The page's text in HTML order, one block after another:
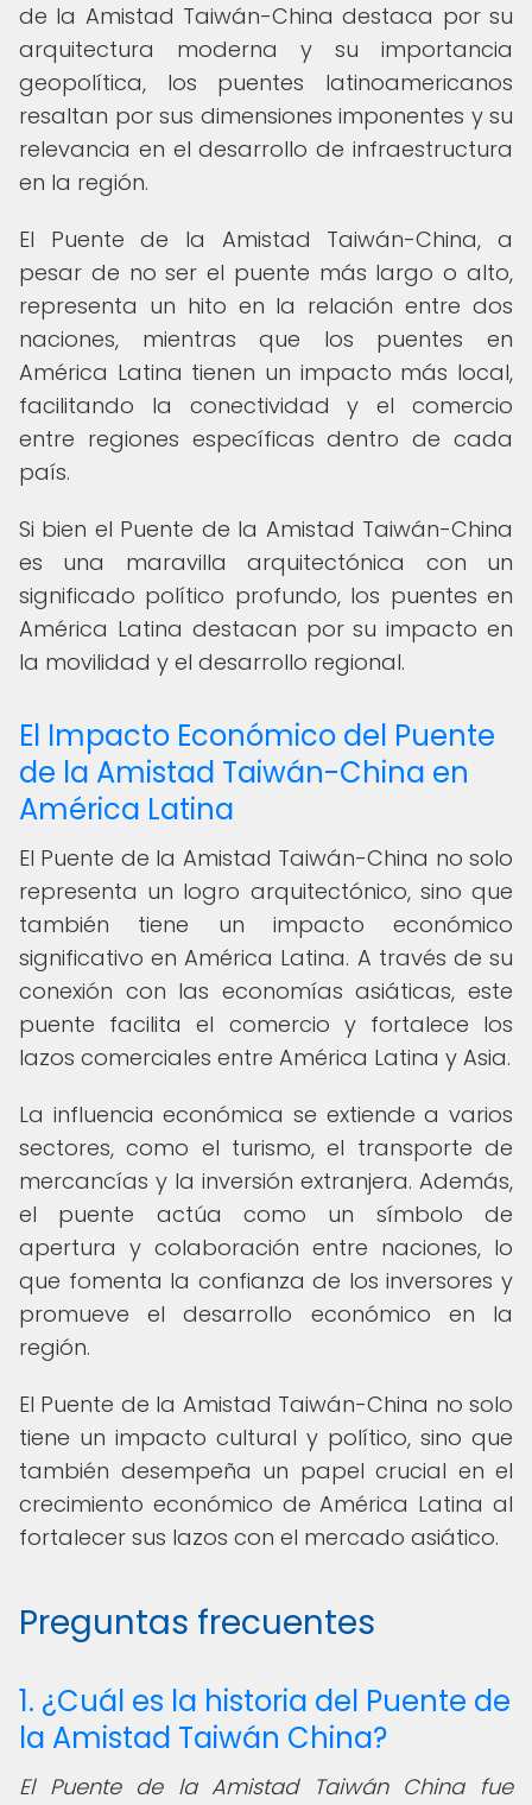
de la Amistad Taiwán-China destaca por su
arquitectura moderna y su importancia
geopolítica, los puentes latinoamericanos
resaltan por sus dimensiones imponentes y su
relevancia en el desarrollo de infraestructura
en la región.
El Puente de la Amistad Taiwán-China, a
pesar de no ser el puente más largo o alto,
representa un hito en la relación entre dos
naciones, mientras que los puentes en
América Latina tienen un impacto más local,
facilitando la conectividad y el comercio
entre regiones específicas dentro de cada
país.
Si bien el Puente de la Amistad Taiwán-China
es una maravilla arquitectónica con un
significado político profundo, los puentes en
América Latina destacan por su impacto en
la movilidad y el desarrollo regional.
El Impacto Económico del Puente
de la Amistad Taiwán-China en
América Latina
El Puente de la Amistad Taiwán-China no solo
representa un logro arquitectónico, sino que
también tiene un impacto económico
significativo en América Latina. A través de su
conexión con las economías asiáticas, este
puente facilita el comercio y fortalece los
lazos comerciales entre América Latina y Asia.
La influencia económica se extiende a varios
sectores, como el turismo, el transporte de
mercancías y la inversión extranjera. Además,
el puente actúa como un símbolo de
apertura y colaboración entre naciones, lo
que fomenta la confianza de los inversores y
promueve el desarrollo económico en la
región.
El Puente de la Amistad Taiwán-China no solo
tiene un impacto cultural y político, sino que
también desempeña un papel crucial en el
crecimiento económico de América Latina al
fortalecer sus lazos con el mercado asiático.
Preguntas frecuentes
1. ¿Cuál es la historia del Puente de
la Amistad Taiwán China?
El Puente de la Amistad Taiwán China fue